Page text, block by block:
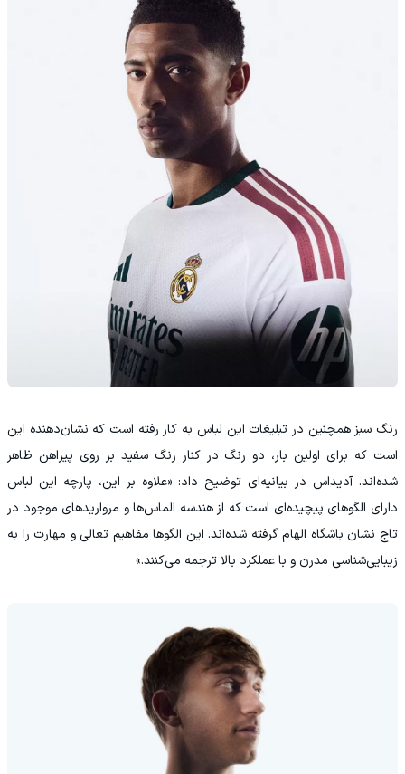
رنگ سبز همچنین در تبلیغات این لباس به کار رفته است که نشان‌دهنده این
است که برای اولین بار، دو رنگ در کنار رنگ سفید بر روی پیراهن ظاهر
شده‌اند. آدیداس در بیانیه‌ای توضیح داد: «علاوه بر این، پارچه این لباس
دارای الگوهای پیچیده‌ای است که از هندسه الماس‌ها و مرواریدهای موجود در
تاج نشان باشگاه الهام گرفته شده‌اند. این الگوها مفاهیم تعالی و مهارت را به
زیبایی‌شناسی مدرن و با عملکرد بالا ترجمه می‌کنند.»